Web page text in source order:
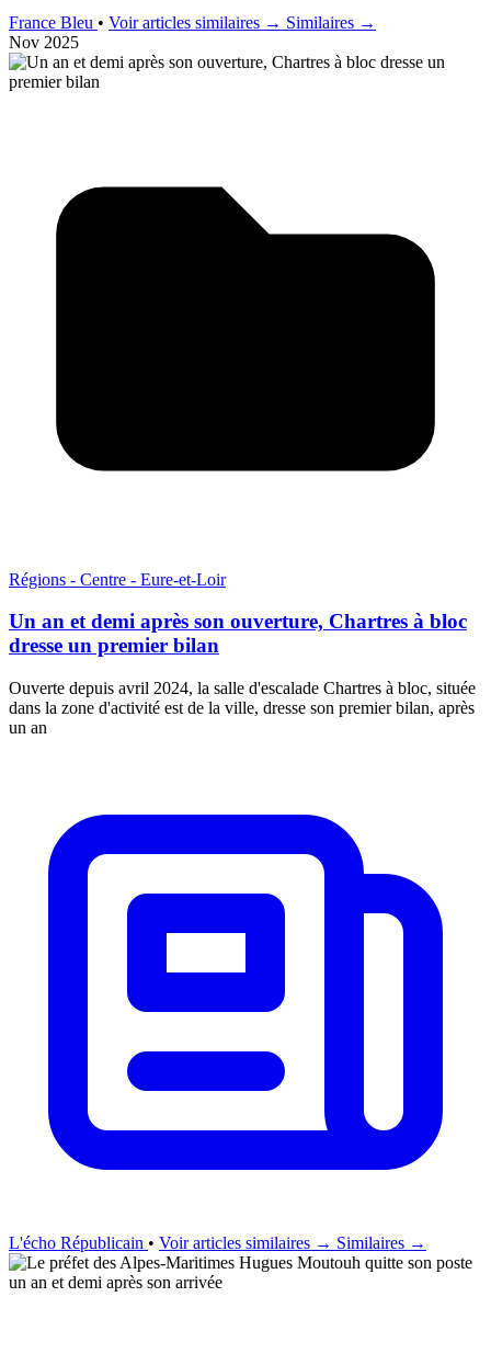
France Bleu • Voir articles similaires → Similaires →
Nov 2025
Régions - Centre - Eure-et-Loir
Un an et demi après son ouverture, Chartres à bloc
dresse un premier bilan
Ouverte depuis avril 2024, la salle d'escalade Chartres à bloc, située
dans la zone d'activité est de la ville, dresse son premier bilan, après
un an
L'écho Républicain • Voir articles similaires → Similaires →